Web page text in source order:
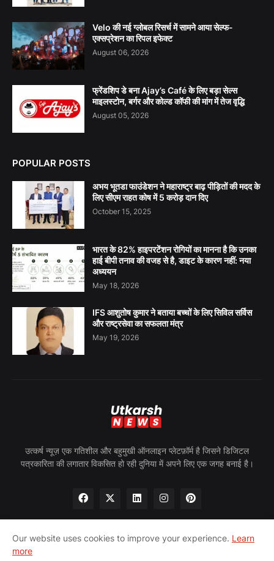
Velo की नई ग्लोबल रिसर्च में सामने आया सेल्फ-
एक्सप्रेशन का रिपल इफेक्ट
August 06, 2026
फ्रेंडशिप डे बना Ajay’s Café के लिए बड़ा सेल्स
माइलस्टोन, बर्गर और कोल्ड कॉफी की मांग में तेज वृद्धि
August 05, 2026
POPULAR POSTS
अभय भूतडा फाउंडेशन ने महाराष्ट्र बाढ़ पीड़ितों की मदद के
लिए सीएम राहत कोष में 5 करोड़ दान दिए
October 15, 2025
भारत के 82% हाइपरटेंशन रोगियों का मानना है कि उनका
हाई बीपी तनाव की वजह से है, डाइट के कारण नहीं: नया
अध्ययन
May 18, 2026
IFS आशुतोष कुमार ने बताया बच्चों के लिए सिविल सर्विस
और राष्ट्रसेवा का सफलता मंत्र
May 19, 2026
उत्कर्ष न्यूज़ एक गतिशील और बहुमुखी ऑनलाइन प्लेटफ़ॉर्म है जिसने डिजिटल
पत्रकारिता की लगातार विकसित हो रही दुनिया में अपने लिए एक जगह बनाई है।
होम
Our website uses cookies to improve your experience. Learn
more